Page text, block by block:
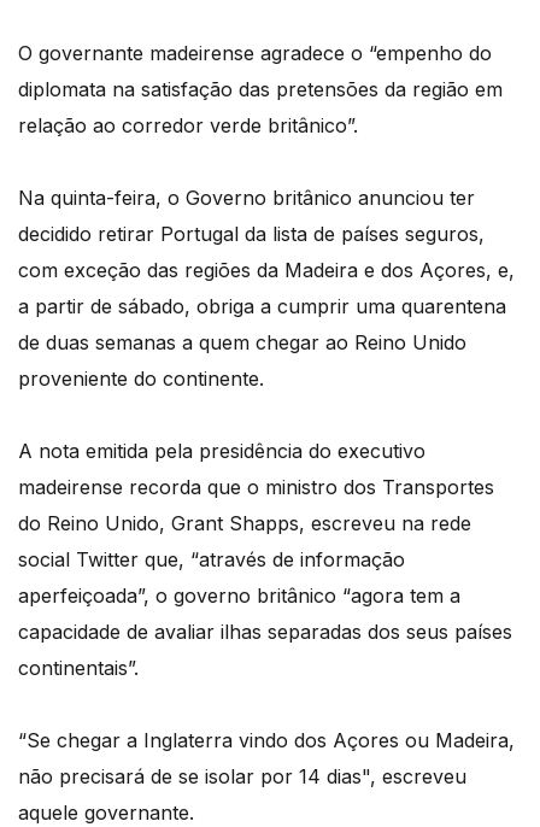
O governante madeirense agradece o “empenho do
diplomata na satisfação das pretensões da região em
relação ao corredor verde britânico”.
Na quinta-feira, o Governo britânico anunciou ter
decidido retirar Portugal da lista de países seguros,
com exceção das regiões da Madeira e dos Açores, e,
a partir de sábado, obriga a cumprir uma quarentena
de duas semanas a quem chegar ao Reino Unido
proveniente do continente.
A nota emitida pela presidência do executivo
madeirense recorda que o ministro dos Transportes
do Reino Unido, Grant Shapps, escreveu na rede
social Twitter que, “através de informação
aperfeiçoada”, o governo britânico “agora tem a
capacidade de avaliar ilhas separadas dos seus países
continentais”.
“Se chegar a Inglaterra vindo dos Açores ou Madeira,
não precisará de se isolar por 14 dias", escreveu
aquele governante.